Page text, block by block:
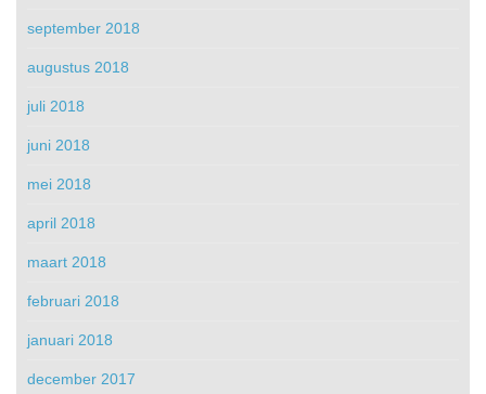
september 2018
augustus 2018
juli 2018
juni 2018
mei 2018
april 2018
maart 2018
februari 2018
januari 2018
december 2017